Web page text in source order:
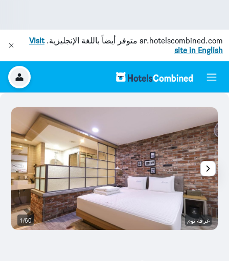
ar.hotelscombined.com متوفر أيضاً باللغة الإنجليزية.Visit
site in English
غرفة نوم 1/60